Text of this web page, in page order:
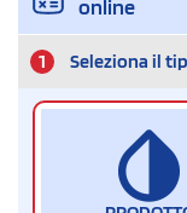
online
1 Seleziona il